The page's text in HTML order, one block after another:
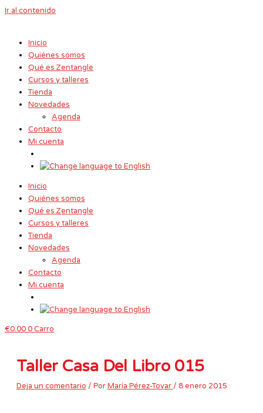
Ir al contenido
Inicio
Quiénes somos
Qué es Zentangle
Cursos y talleres
Tienda
Novedades
Agenda
Contacto
Mi cuenta
Inicio
Quiénes somos
Qué es Zentangle
Cursos y talleres
Tienda
Novedades
Agenda
Contacto
Mi cuenta
€0.000Carro
Taller Casa Del Libro 015
Deja un comentario / PorMaría Pérez-Tovar / 8 enero 2015